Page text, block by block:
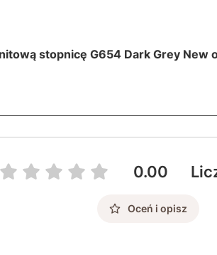
stopnicę G654 Dark Grey New
0.00
Oceń i opisz